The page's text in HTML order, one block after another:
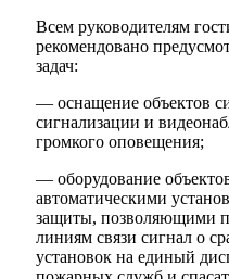
Всем руководителям
рекомендовано
задач:
— оснащение объектов
сигнализации и
громкого оповещения;
— оборудование
автоматическими
защиты, позволяющими
линиям связи сигнал о
установок на единый